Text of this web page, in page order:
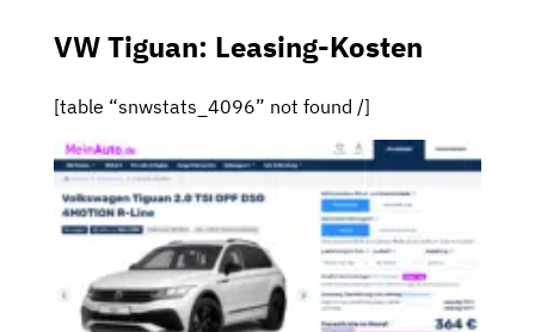
VW Tiguan: Leasing-Kosten
[table “snwstats_4096” not found /]